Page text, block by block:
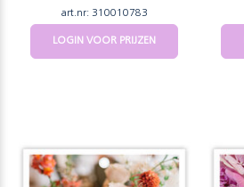
art.nr: 310010783
LOGIN VOOR PRIJZEN